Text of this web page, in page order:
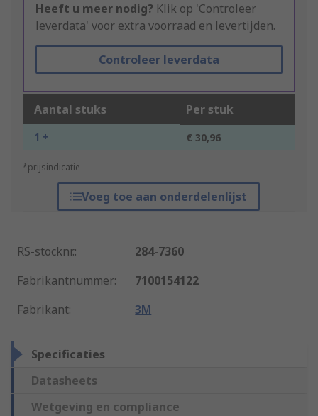
Heeft u meer nodig? Klik op 'Controleer
leverdata' voor extra voorraad en levertijden.
Controleer leverdata
Aantal stuks Per stuk
1 + € 30,96
*prijsindicatie
Voeg toe aan onderdelenlijst
RS-stocknr.:
284-7360
Fabrikantnummer:
7100154122
Fabrikant: 3M
Specificaties
Datasheets
Wetgeving en compliance